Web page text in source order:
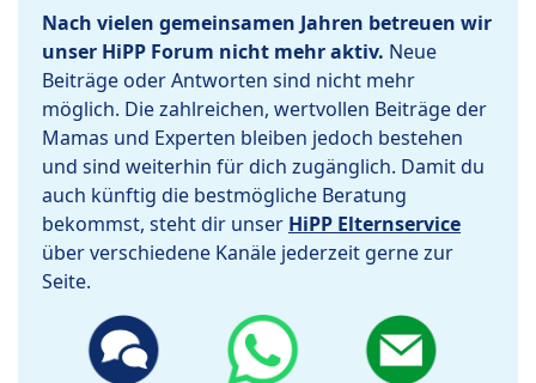
Nach vielen gemeinsamen Jahren betreuen wir
unser HiPP Forum nicht mehr aktiv. Neue
Beiträge oder Antworten sind nicht mehr
möglich. Die zahlreichen, wertvollen Beiträge der
Mamas und Experten bleiben jedoch bestehen
und sind weiterhin für dich zugänglich. Damit du
auch künftig die bestmögliche Beratung
bekommst, steht dir unser HiPP Elternservice
über verschiedene Kanäle jederzeit gerne zur
Seite.